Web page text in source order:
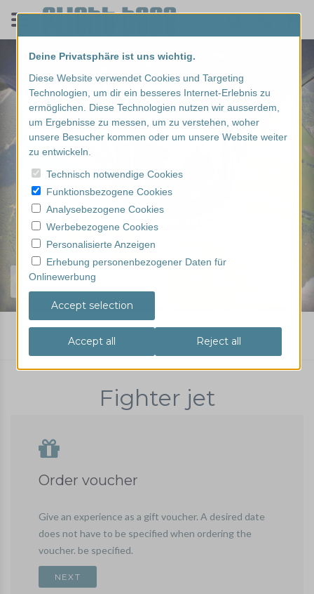
Find your experience...
Fighter jet order / book
Fighter jet
Order voucher
Give an experience as a gift voucher. A desired date
does not have to be specified when ordering the
voucher. be specified.
Deine Privatsphäre ist uns wichtig.
Diese Website verwendet Cookies und Targeting
Technologien, um dir ein besseres Internet-Erlebnis zu
ermöglichen. Diese Technologien nutzen wir ausserdem,
um Ergebnisse zu messen, um zu verstehen, woher
unsere Besucher kommen oder um unsere Website weiter
zu entwickeln.
Technisch notwendige Cookies
Funktionsbezogene Cookies
Analysebezogene Cookies
Werbebezogene Cookies
Personalisierte Anzeigen
Erhebung personenbezogener Daten für
Onlinewerbung